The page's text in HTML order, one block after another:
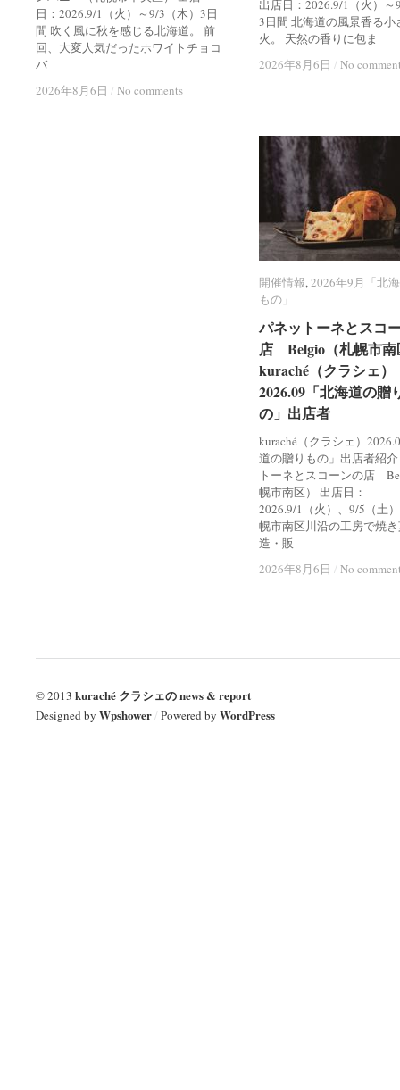
出店日：2026.9/1（火）～
3日間 北海道の風景香る小
火。 天然の香りに包ま
2026年8月6日 / No
2026年8月6日 / No
日：2026.9/1（火）～9/3（木）3日
間 吹く風に秋を感じる北海道。 前
回、大変人気だったホワイトチョコ
バ
2026年8月6日 / No comments
2026年8月6日 / No comments
開催情報,2026年9月「北
もの」
パネットーネとスコ
店 Belgio（札幌市南
kuraché（クラシェ）
2026.09「北海道の贈
の」出店者
kuraché（クラシェ）
道の贈りもの」出店者紹
トーネとスコーンの店
幌市南区） 出店日：
2026.9/1（火）、9/5（土
幌市南区川沿の工房で焼
造・販
2026年8月6日 / No
開催情報 2026年9月「北
もの」
パネットーネとスコ
店 Belgio（札幌市南
kuraché（クラシェ）
2026.09「北海道の贈
の」出店者
2026年8月6日 / No
© 2013 kuraché クラシェの news & report
Designed by Wpshower/ Powered by WordPress